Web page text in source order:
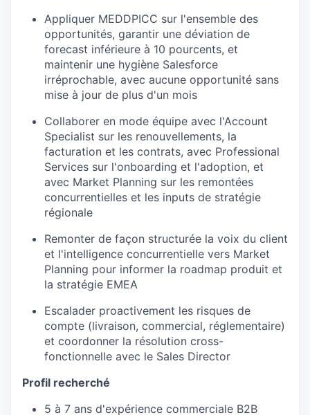
Appliquer MEDDPICC sur l'ensemble des
opportunités, garantir une déviation de
forecast inférieure à 10 pourcents, et
maintenir une hygiène Salesforce
irréprochable, avec aucune opportunité sans
mise à jour de plus d'un mois
Collaborer en mode équipe avec l'Account
Specialist sur les renouvellements, la
facturation et les contrats, avec Professional
Services sur l'onboarding et l'adoption, et
avec Market Planning sur les remontées
concurrentielles et les inputs de stratégie
régionale
Remonter de façon structurée la voix du client
et l'intelligence concurrentielle vers Market
Planning pour informer la roadmap produit et
la stratégie EMEA
Escalader proactivement les risques de
compte (livraison, commercial, réglementaire)
et coordonner la résolution cross-
fonctionnelle avec le Sales Director
Profil recherché
5 à 7 ans d'expérience commerciale B2B